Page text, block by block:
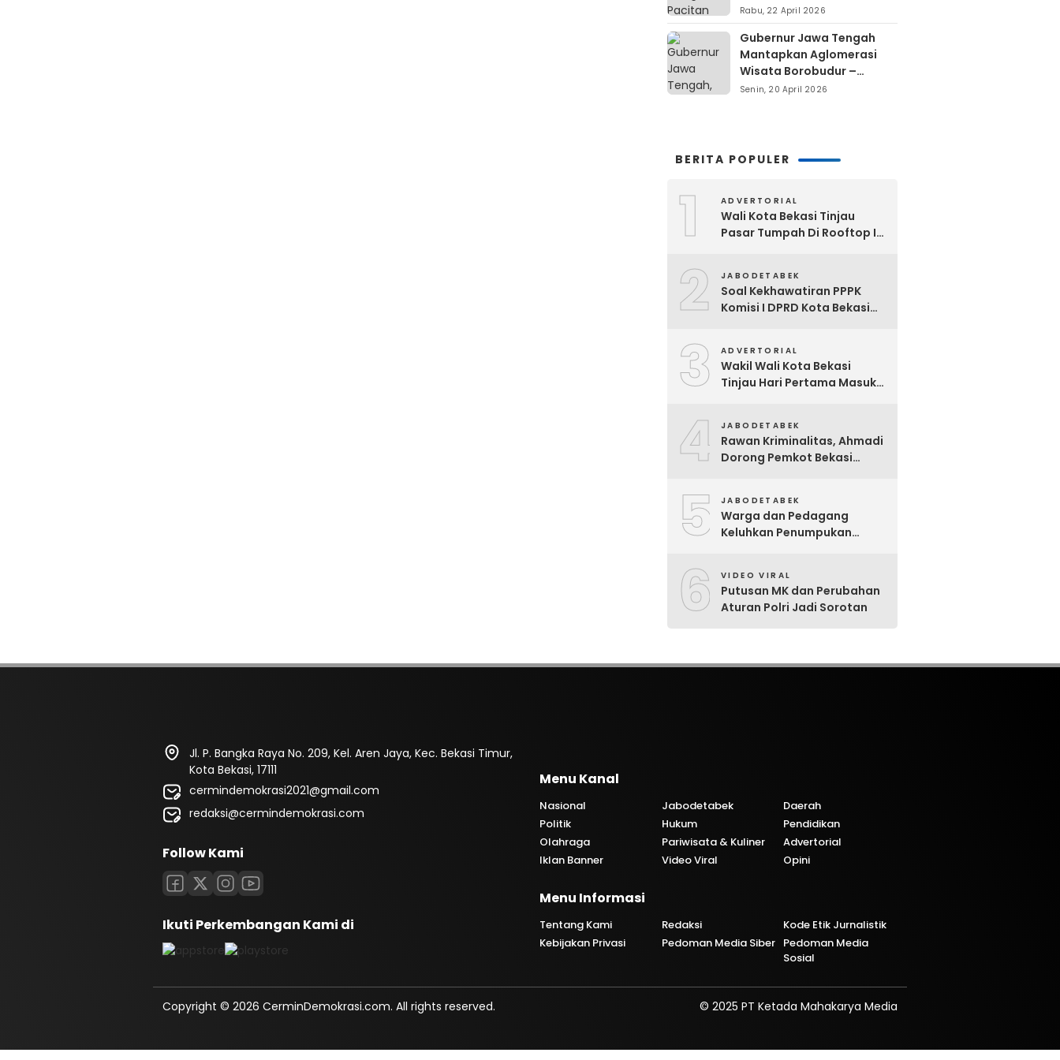
Berdiri Di Atas Lahan Milik
Warga
Rabu, 22 April 2026
Gubernur Jawa Tengah
Mantapkan Aglomerasi
Wisata Borobudur –
Kopeng – Rawa Pening
Senin, 20 April 2026
BERITA POPULER
1 ADVERTORIAL
Wali Kota Bekasi Tinjau
Pasar Tumpah Di Rooftop I
Disiapkan Bertahap
2 JABODETABEK
Soal Kekhawatiran PPPK
Komisi I DPRD Kota Bekasi
3 ADVERTORIAL
Wakil Wali Kota Bekasi
Tinjau Hari Pertama Masuk
Ajaran Baru 2026
4 JABODETABEK
Rawan Kriminalitas, Ahmadi
Dorong Pemkot Bekasi
5 JABODETABEK
Warga dan Pedagang
Keluhkan Penumpukan
6 VIDEO VIRAL
Putusan MK dan Perubahan
Aturan Polri Jadi Sorotan
Jl. P. Bangka Raya No. 209, Kel. Aren Jaya, Kec. Bekasi Timur,
Kota Bekasi, 17111
cermindemokrasi2021@gmail.com
redaksi@cermindemokrasi.com
Follow Kami
Ikuti Perkembangan Kami di
Menu Kanal
Nasional Jabodetabek
Daerah
Politik
Hukum
Pendidikan
Olahraga
Pariwisata & Kuliner
Advertorial
Iklan Banner
Video Viral Opini
Menu Informasi
Tentang Kami Redaksi
Kode Etik Jurnalistik
Kebijakan Privasi
Pedoman Media Siber Pedoman Media
Sosial
Copyright © 2026 CerminDemokrasi.com. All rights reserved. © 2025 PT Ketada Mahakarya Media